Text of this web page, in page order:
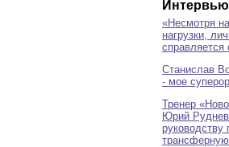
Интервью
«Несмотря
нагрузки,
справляется
Станислав
- мое
Тренер
Юрий
руководству